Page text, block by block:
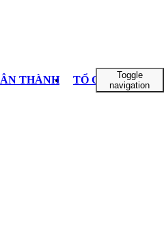
THÀNH TỔ CHỨC BỘ
Toggle
navigation